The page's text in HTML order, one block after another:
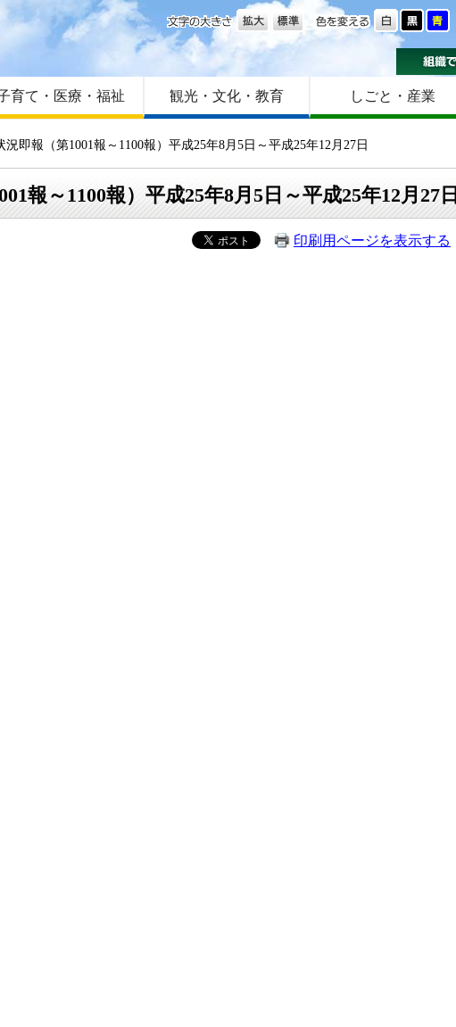
じめての方へ
language
イトマップ
色を変える
文字の大きさ
育て・医療・福祉 観光・文化・教育 しごと・産業
即報（第1001報～1100報）平成25年8月5日～平成25年12月27日
報～1100報）平成25年8月5日～平成25年12月27日
印刷用ページを表示する